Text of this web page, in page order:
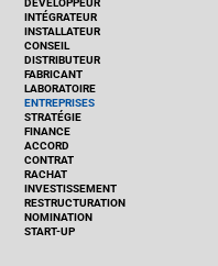
DÉVELOPPEUR
INTÉGRATEUR
INSTALLATEUR
CONSEIL
DISTRIBUTEUR
FABRICANT
LABORATOIRE
ENTREPRISES
STRATÉGIE
FINANCE
ACCORD
CONTRAT
RACHAT
INVESTISSEMENT
RESTRUCTURATION
NOMINATION
START-UP